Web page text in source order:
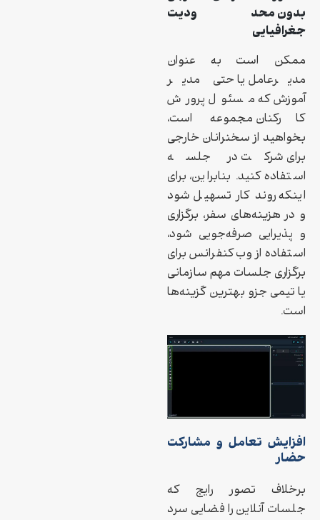
بدون محدودیت
جغرافیایی
ممکن است به عنوان
مدیرعامل یا حتی مدیر
آموزش که مسئول پرورش
کارکنان مجموعه است،
بخواهید از سخنرانان خارجی
برای شرکت در جلسه
استفاده کنید. بنابراین، برای
اینکه روند کار تسهیل شود
و در هزینه‌های سفر، برگزاری
و پذیرایی صرفه‌جویی شود،
استفاده از وب‌کنفرانس برای
برگزاری جلسات مهم سازمانی
یا تیمی جزو بهترین گزینه‌ها
است.
افزایش تعامل و مشارکت
حضار
برخلاف تصور رایج که
جلسات آنلاین را فضایی سرد